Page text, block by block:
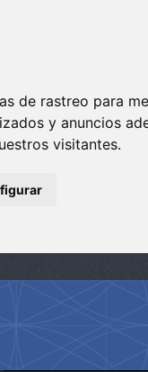
de rastreo para
y anuncios
visitantes.